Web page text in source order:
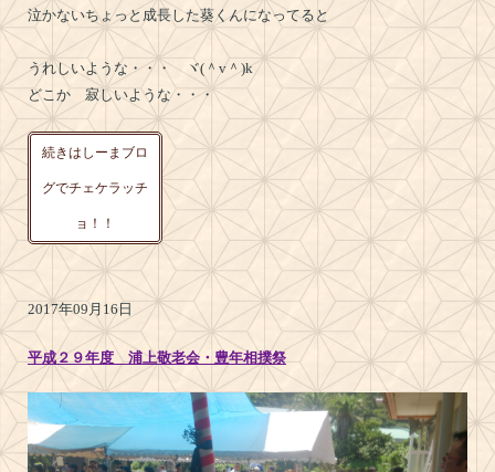
泣かないちょっと成長した葵くんになってると
うれしいような・・・ ヾ(＾v＾)k
どこか 寂しいような・・・
続きはしーまブロ
グでチェケラッチ
ョ！！
2017年09月16日
平成２９年度 浦上敬老会・豊年相撲祭